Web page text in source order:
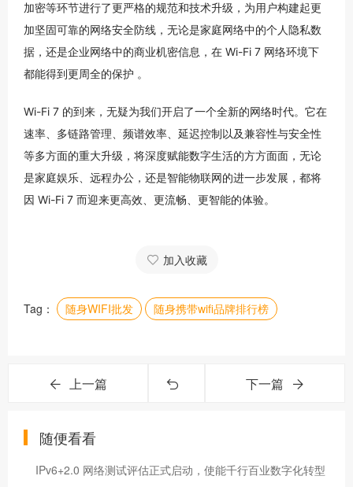
加密等环节进行了更严格的规范和技术升级，为用户构建起更
加坚固可靠的网络安全防线，无论是家庭网络中的个人隐私数
据，还是企业网络中的商业机密信息，在 Wi-Fi 7 网络环境下
都能得到更周全的保护 。
Wi-Fi 7 的到来，无疑为我们开启了一个全新的网络时代。它在
速率、多链路管理、频谱效率、延迟控制以及兼容性与安全性
等多方面的重大升级，将深度赋能数字生活的方方面面，无论
是家庭娱乐、远程办公，还是智能物联网的进一步发展，都将
因 Wi-Fi 7 而迎来更高效、更流畅、更智能的体验。
加入收藏
Tag： 随身WIFI批发 随身携带wifi品牌排行榜
上一篇 下一篇
随便看看
IPv6+2.0 网络测试评估正式启动，使能千行百业数字化转型